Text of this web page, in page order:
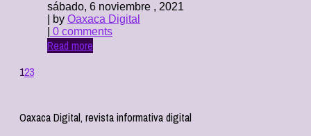
sábado, 6 noviembre , 2021
| by Oaxaca Digital
0 comments
Read more
123
Oaxaca Digital, revista informativa digital